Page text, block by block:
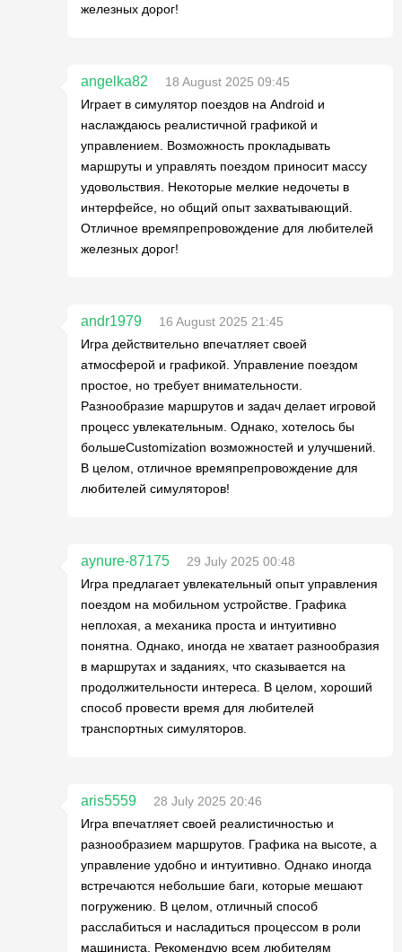
железных дорог!
angelka82
18 August 2025 09:45
Играет в симулятор поездов на Android и
наслаждаюсь реалистичной графикой и
управлением. Возможность прокладывать
маршруты и управлять поездом приносит массу
удовольствия. Некоторые мелкие недочеты в
интерфейсе, но общий опыт захватывающий.
Отличное времяпрепровождение для любителей
железных дорог!
andr1979
16 August 2025 21:45
Игра действительно впечатляет своей
атмосферой и графикой. Управление поездом
простое, но требует внимательности.
Разнообразие маршрутов и задач делает игровой
процесс увлекательным. Однако, хотелось бы
большеCustomization возможностей и улучшений.
В целом, отличное времяпрепровождение для
любителей симуляторов!
aynure-87175
29 July 2025 00:48
Игра предлагает увлекательный опыт управления
поездом на мобильном устройстве. Графика
неплохая, а механика проста и интуитивно
понятна. Однако, иногда не хватает разнообразия
в маршрутах и заданиях, что сказывается на
продолжительности интереса. В целом, хороший
способ провести время для любителей
транспортных симуляторов.
aris5559
28 July 2025 20:46
Игра впечатляет своей реалистичностью и
разнообразием маршрутов. Графика на высоте, а
управление удобно и интуитивно. Однако иногда
встречаются небольшие баги, которые мешают
погружению. В целом, отличный способ
расслабиться и насладиться процессом в роли
машиниста. Рекомендую всем любителям